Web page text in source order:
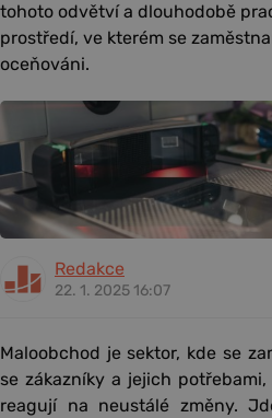
tohoto odvětví a dlouhodobě
prostředí, ve kterém se
oceňováni.
Redakce
22. 1. 2025 16:07
Maloobchod je sektor, kde se
se zákazníky a jejich
reagují na neustálé změny.